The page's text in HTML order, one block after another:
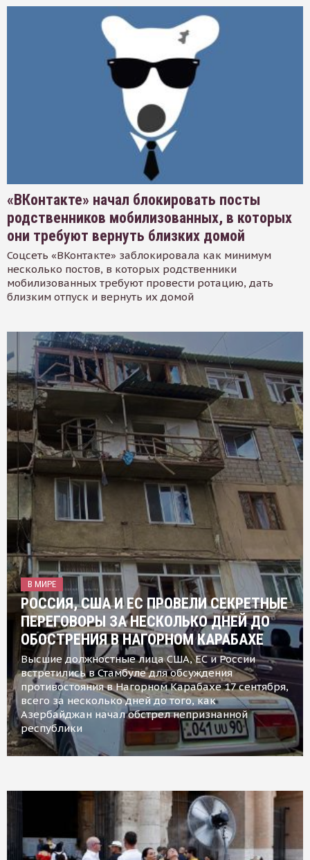
«ВКонтакте» начал блокировать посты
родственников мобилизованных, в которых
они требуют вернуть близких домой
Соцсеть «ВКонтакте» заблокировала как минимум
несколько постов, в которых родственники
мобилизованных требуют провести ротацию, дать
близким отпуск и вернуть их домой
В МИРЕ
РОССИЯ, США И ЕС ПРОВЕЛИ СЕКРЕТНЫЕ
ПЕРЕГОВОРЫ ЗА НЕСКОЛЬКО ДНЕЙ ДО
ОБОСТРЕНИЯ В НАГОРНОМ КАРАБАХЕ
Высшие должностные лица США, ЕС и России
встретились в Стамбуле для обсуждения
противостояния в Нагорном Карабахе 17 сентября,
всего за несколько дней до того, как
Азербайджан начал обстрел непризнанной
республики